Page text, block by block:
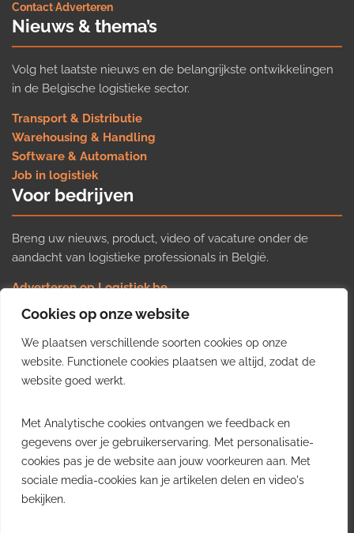
Cookies op onze website
We plaatsen verschillende soorten cookies op onze
website. Functionele cookies plaatsen we altijd, zodat de
website goed werkt.
Met Analytische cookies ontvangen we feedback en
gegevens over je gebruikerservaring. Met personalisatie-
cookies pas je de website aan jouw voorkeuren aan. Met
sociale media-cookies kan je artikelen delen en video's
bekijken.
Contact·Adverteren
Nieuws & thema’s
Volg het laatste nieuws en de belangrijkste ontwikkelingen
in de Belgische logistieke sector.
Transport & Distributie
Warehousing & Handling
Software & Automation
Job in logistiek
Voor bedrijven
Breng uw nieuws, product, video of vacature onder de
aandacht van logistieke professionals in België.
Adverteren op Logistiek.be
Nieuws insturen
Uw video op Logistiek.TV
Job plaatsen
Gratis wekelijkse update
inzichten uit de Belgische logistieke sector in uw inbox.
Ontvang je gratis
wekelijkse update